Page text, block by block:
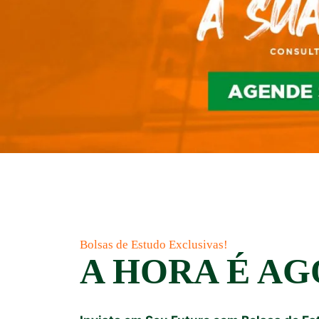
Bolsas de Estudo Exclusivas!
A HORA É